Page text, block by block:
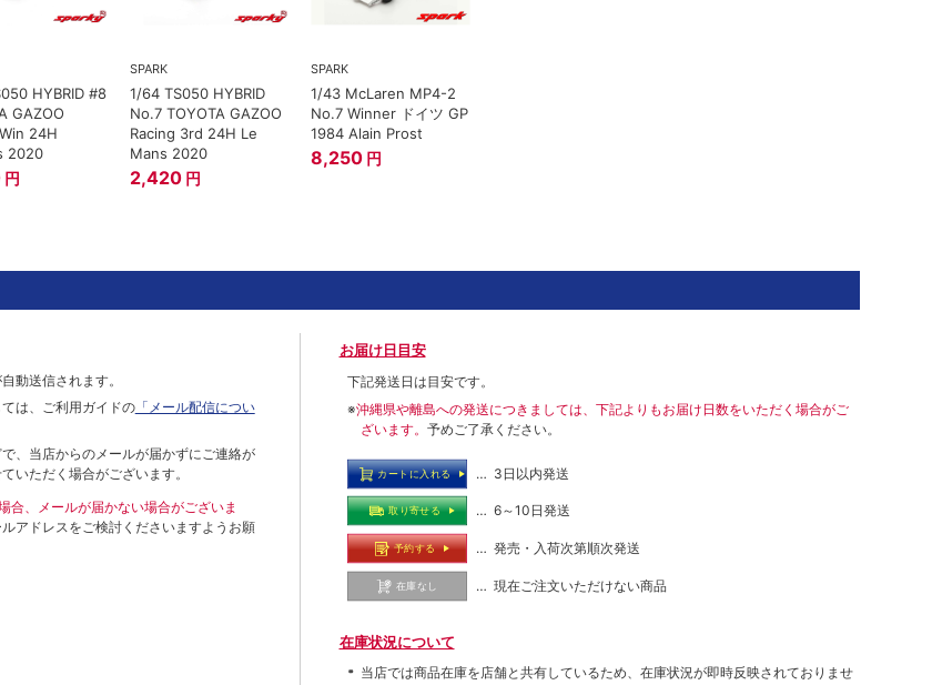
HYBRID #8
GAZOO
24H
2020
円
SPARK
1/64 TS050 HYBRID
No.7 TOYOTA GAZOO
Racing 3rd 24H Le
Mans 2020
2,420 円
SPARK
1/43 McLaren MP4-2
No.7 Winner ドイツ GP
1984 Alain Prost
8,250 円
動送信されます。
は、ご利用ガイドの「メール配信につい
、当店からのメールが届かずにご連絡が
いただく場合がございます。
合、メールが届かない場合がございま
アドレスをご検討くださいますようお願
お届け日目安
下記発送日は目安です。
※沖縄県や離島への発送につきましては、下記よりもお届け日数をいただく場合がご
ざいます。 予めご了承ください。
カートに入れる … 3日以内発送
取り寄せる … 6～10日発送
予約する … 発売・入荷次第順次発送
在庫なし … 現在ご注文いただけない商品
在庫状況について
当店では商品在庫を店舗と共有しているため、在庫状況が即時反映されておりませ